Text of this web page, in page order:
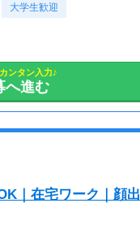
大学生歓迎
ンタン入力♪
へ進む
｜在宅ワーク｜顔出